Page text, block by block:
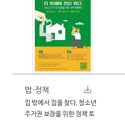
법·정책
집 밖에서 집을 찾다, 청소년
주거권 보장을 위한 정책 토